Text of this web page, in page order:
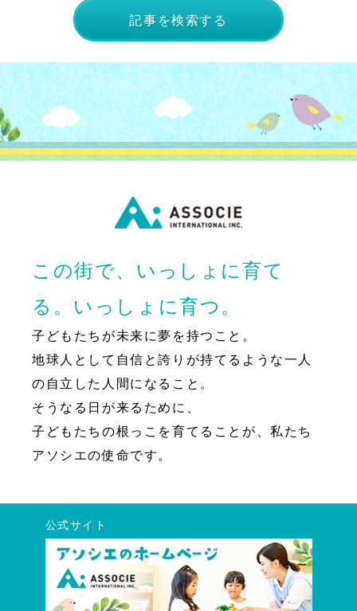
記事を検索する
この街で、いっしょに育て
る。いっしょに育つ。
子どもたちが未来に夢を持つこと。
地球人として自信と誇りが持てるような一人
の自立した人間になること。
そうなる日が来るために、
子どもたちの根っこを育てることが、私たち
アソシエの使命です。
公式サイト